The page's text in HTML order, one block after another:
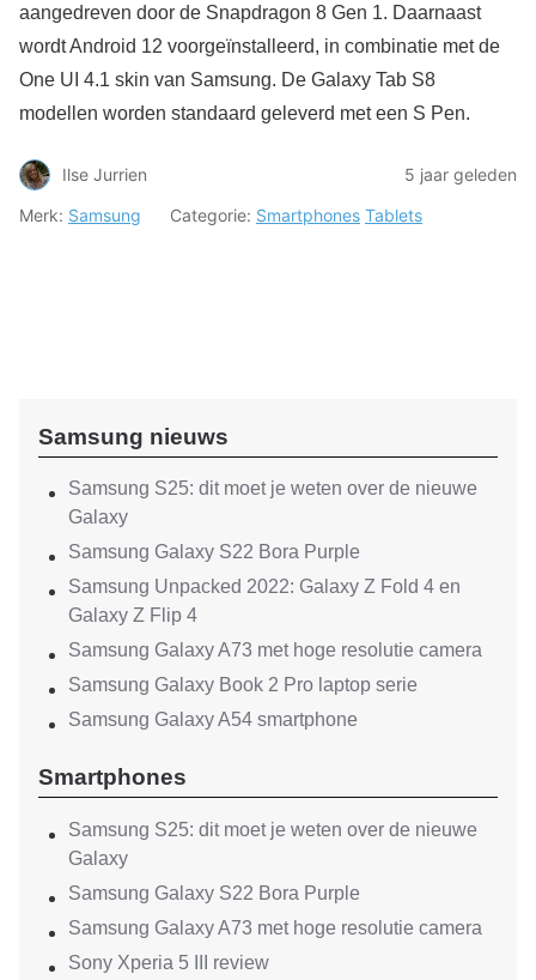
aangedreven door de Snapdragon 8 Gen 1. Daarnaast
wordt Android 12 voorgeïnstalleerd, in combinatie met de
One UI 4.1 skin van Samsung. De Galaxy Tab S8
modellen worden standaard geleverd met een S Pen.
Ilse Jurrien
5 jaar geleden
Merk: Samsung Categorie: Smartphones Tablets
Samsung nieuws
Samsung S25: dit moet je weten over de nieuwe
Galaxy
Samsung Galaxy S22 Bora Purple
Samsung Unpacked 2022: Galaxy Z Fold 4 en
Galaxy Z Flip 4
Samsung Galaxy A73 met hoge resolutie camera
Samsung Galaxy Book 2 Pro laptop serie
Samsung Galaxy A54 smartphone
Smartphones
Samsung S25: dit moet je weten over de nieuwe
Galaxy
Samsung Galaxy S22 Bora Purple
Samsung Galaxy A73 met hoge resolutie camera
Sony Xperia 5 III review